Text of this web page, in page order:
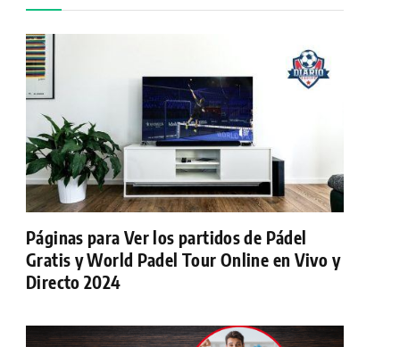
Páginas para Ver los partidos de Pádel
Gratis y World Padel Tour Online en Vivo y
Directo 2024